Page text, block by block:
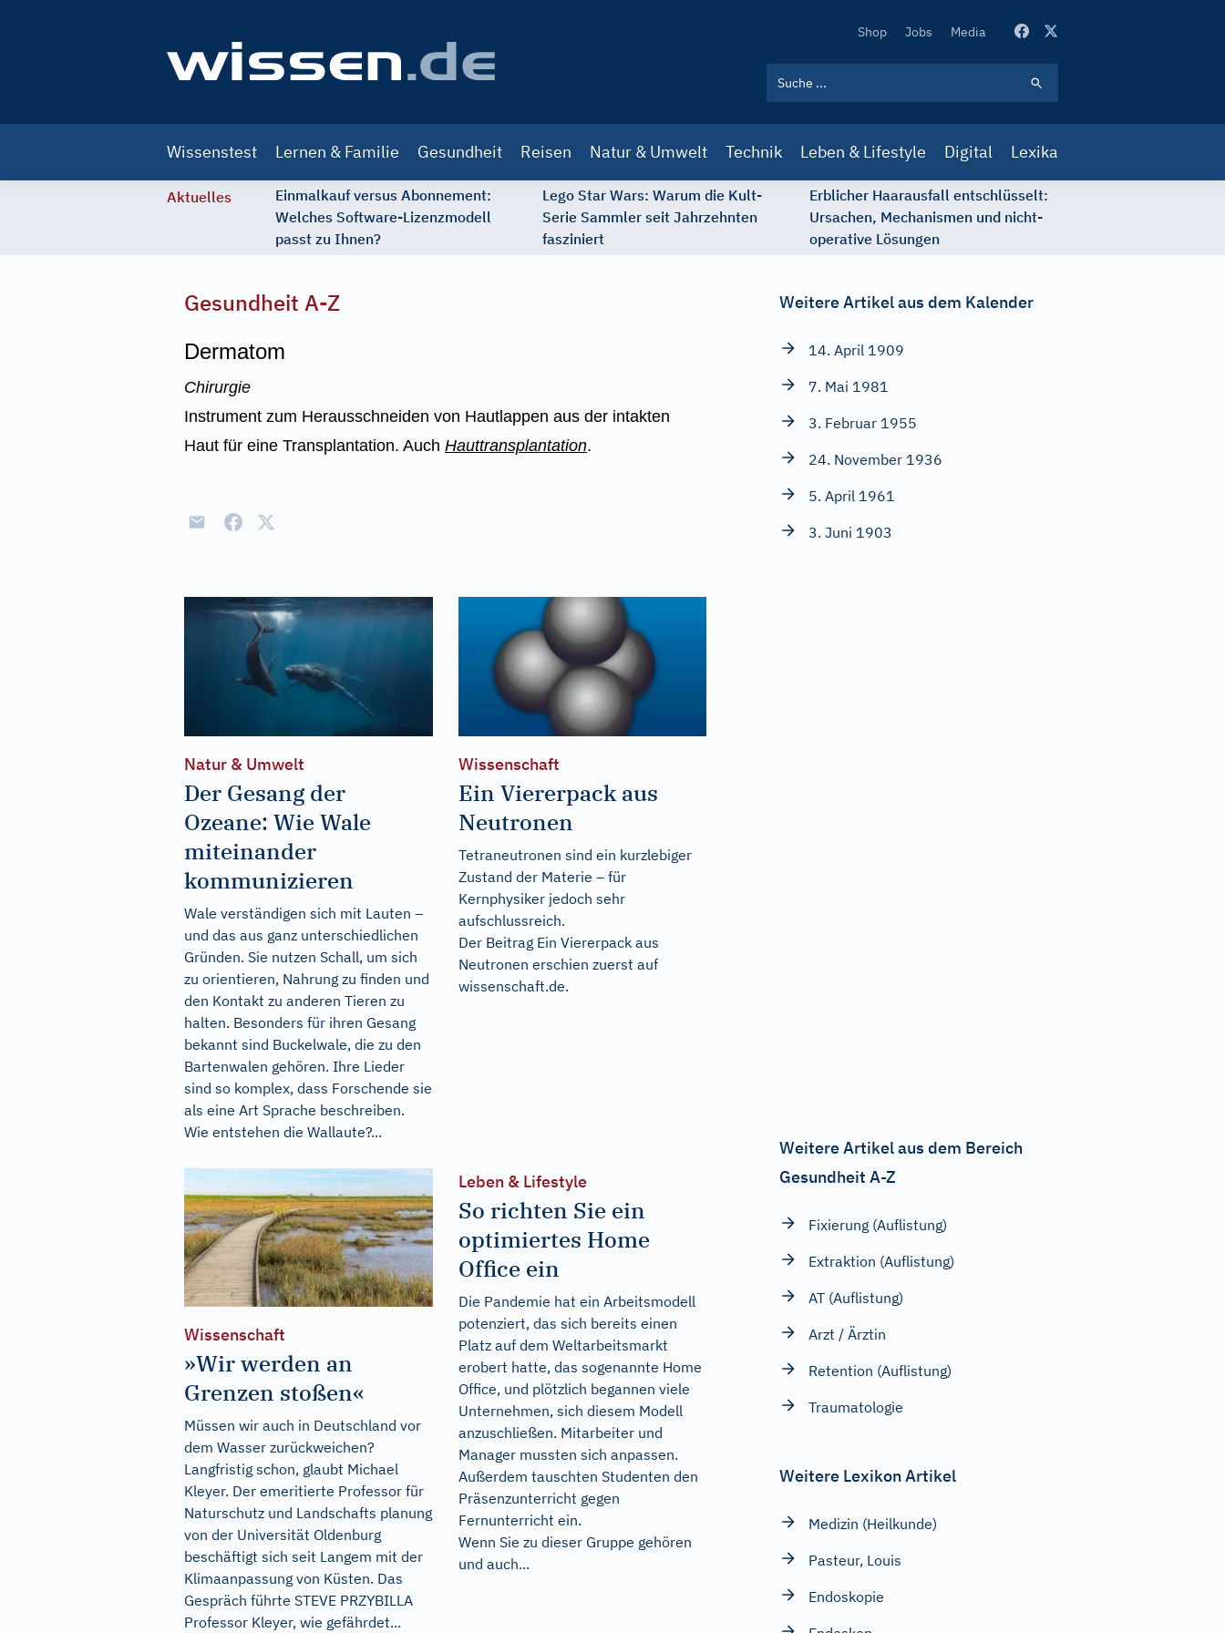
Secondary
Shop Jobs Media
navigation
Wissenstest Lernen & Familie Gesundheit Reisen Natur & Umwelt Technik Leben & Lifestyle Digital Lexika
Aktuelles
Einmalkauf versus Abonnement:
Welches Software-Lizenzmodell
passt zu Ihnen?
Lego Star Wars: Warum die Kult-
Serie Sammler seit Jahrzehnten
fasziniert
Erblicher Haarausfall entschlüsselt:
Ursachen, Mechanismen und nicht-
operative Lösungen
Gesundheit A-Z
Dermatom
Chirurgie
Instrument zum Herausschneiden von Hautlappen aus der intakten
Haut für eine Transplantation. Auch Hauttransplantation.
Natur & Umwelt
Der Gesang der
Ozeane: Wie Wale
miteinander
kommunizieren
Wale verständigen sich mit Lauten –
und das aus ganz unterschiedlichen
Gründen. Sie nutzen Schall, um sich
zu orientieren, Nahrung zu finden und
den Kontakt zu anderen Tieren zu
halten. Besonders für ihren Gesang
bekannt sind Buckelwale, die zu den
Bartenwalen gehören. Ihre Lieder
sind so komplex, dass Forschende sie
als eine Art Sprache beschreiben.
Wie entstehen die Wallaute?...
Wissenschaft
Ein Viererpack aus
Neutronen
Tetraneutronen sind ein kurzlebiger
Zustand der Materie – für
Kernphysiker jedoch sehr
aufschlussreich.
Der Beitrag Ein Viererpack aus
Neutronen erschien zuerst auf
wissenschaft.de.
Wissenschaft
»Wir werden an
Grenzen stoßen«
Müssen wir auch in Deutschland vor
dem Wasser zurückweichen?
Langfristig schon, glaubt Michael
Kleyer. Der emeritierte Professor für
Naturschutz und Landschafts planung
von der Universität Oldenburg
beschäftigt sich seit Langem mit der
Klimaanpassung von Küsten. Das
Gespräch führte STEVE PRZYBILLA
Professor Kleyer, wie gefährdet...
Leben & Lifestyle
So richten Sie ein
optimiertes Home
Office ein
Die Pandemie hat ein Arbeitsmodell
potenziert, das sich bereits einen
Platz auf dem Weltarbeitsmarkt
erobert hatte, das sogenannte Home
Office, und plötzlich begannen viele
Unternehmen, sich diesem Modell
anzuschließen. Mitarbeiter und
Manager mussten sich anpassen.
Außerdem tauschten Studenten den
Präsenzunterricht gegen
Fernunterricht ein.
Wenn Sie zu dieser Gruppe gehören
und auch...
Weitere Artikel aus dem Kalender
14. April 1909
7. Mai 1981
3. Februar 1955
24. November 1936
5. April 1961
3. Juni 1903
Weitere Artikel aus dem Bereich
Gesundheit A-Z
Fixierung (Auflistung)
Extraktion (Auflistung)
AT (Auflistung)
Arzt / Ärztin
Retention (Auflistung)
Traumatologie
Weitere Lexikon Artikel
Medizin (Heilkunde)
Pasteur, Louis
Endoskopie